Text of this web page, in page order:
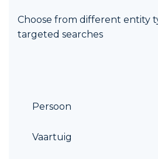
Choose from different entity
targeted searches
Persoon
Vaartuig